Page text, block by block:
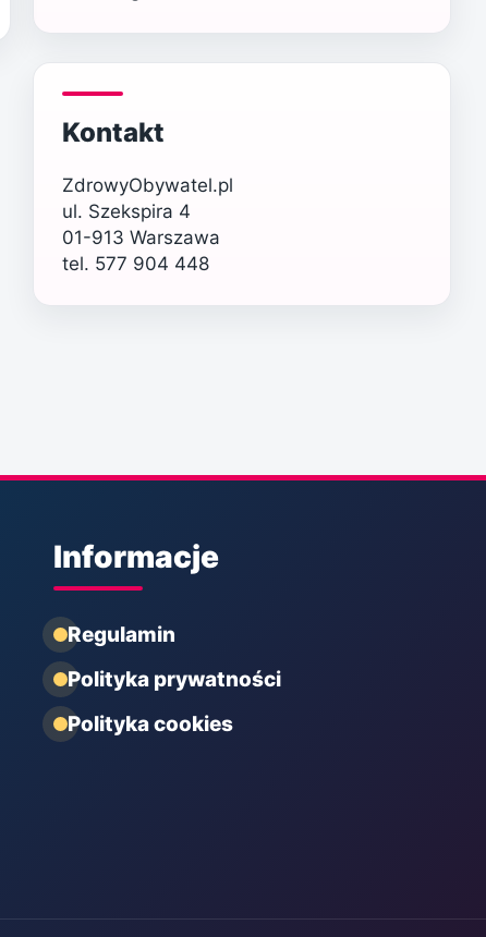
Kontakt
ZdrowyObywatel.pl
ul. Szekspira 4
01-913 Warszawa
tel. 577 904 448
Informacje
Regulamin
Polityka prywatności
Polityka cookies